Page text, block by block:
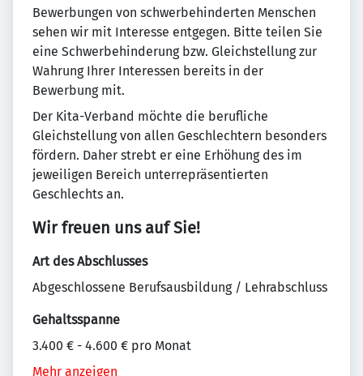
Bewerbungen von schwerbehinderten Menschen
sehen wir mit Interesse entgegen. Bitte teilen Sie
eine Schwerbehinderung bzw. Gleichstellung zur
Wahrung Ihrer Interessen bereits in der
Bewerbung mit.
Der Kita-Verband möchte die berufliche
Gleichstellung von allen Geschlechtern besonders
fördern. Daher strebt er eine Erhöhung des im
jeweiligen Bereich unterrepräsentierten
Geschlechts an.
Wir freuen uns auf Sie!
Art des Abschlusses
Abgeschlossene Berufsausbildung / Lehrabschluss
Gehaltsspanne
3.400 € - 4.600 € pro Monat
Mehr anzeigen